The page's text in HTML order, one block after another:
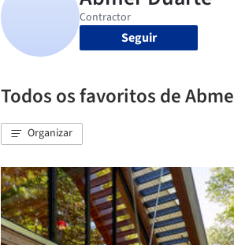
Seguir
Todos os favoritos de
Organizar